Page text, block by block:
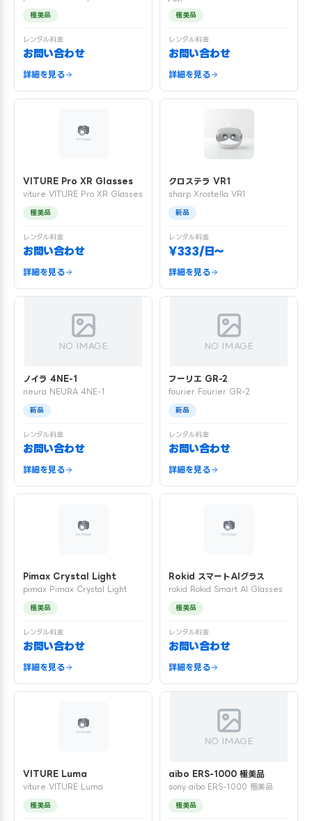
極美品
レンタル料金
お問い合わせ
詳細を見る
極美品
レンタル料金
お問い合わせ
詳細を見る
VITURE Pro XR Glasses
viture VITURE Pro XR Glasses
極美品
レンタル料金
お問い合わせ
詳細を見る
クロステラ VR1
sharp Xrostella VR1
新品
レンタル料金
¥333/日〜
詳細を見る
NO IMAGE
ノイラ 4NE-1
neura NEURA 4NE-1
新品
レンタル料金
お問い合わせ
詳細を見る
NO IMAGE
フーリエ GR-2
fourier Fourier GR-2
新品
レンタル料金
お問い合わせ
詳細を見る
Pimax Crystal Light
pimax Pimax Crystal Light
極美品
レンタル料金
お問い合わせ
詳細を見る
Rokid スマートAIグラス
rokid Rokid Smart AI Glasses
極美品
レンタル料金
お問い合わせ
詳細を見る
VITURE Luma
viture VITURE Luma
極美品
NO IMAGE
aibo ERS-1000 極美品
sony aibo ERS-1000 極美品
極美品